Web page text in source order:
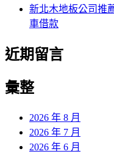
新北木地板公司推
車借款
近期留言
彙整
2026 年 8 月
2026 年 7 月
2026 年 6 月